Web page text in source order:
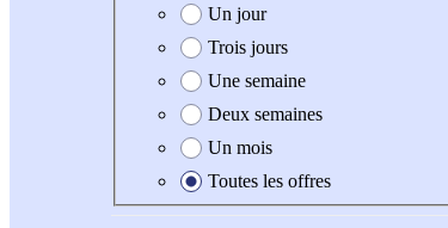
Date de création de l'offre
Un jour
Trois jours
Une semaine
Deux semaines
Un mois
Toutes les offres